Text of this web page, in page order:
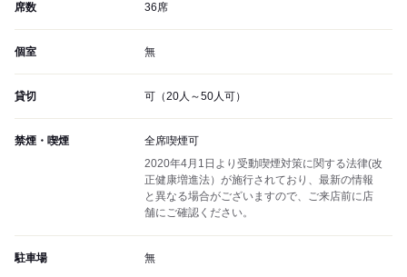
席数 36席
個室 無
貸切 可（20人～50人可）
禁煙・喫煙
全席喫煙可
2020年4月1日より受動喫煙対策に関する法律(改
正健康増進法）が施行されており、最新の情報
と異なる場合がございますので、ご来店前に店
舗にご確認ください。
駐車場 無